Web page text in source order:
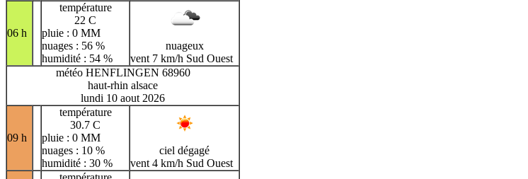
06 h
température
22 C
pluie : 0 MM
nuages : 56 %
humidité : 54 %
nuageux
vent 7 km/h Sud Ouest
météo HENFLINGEN 68960
haut-rhin alsace
lundi 10 aout 2026
09 h
température
30.7 C
pluie : 0 MM
nuages : 10 %
humidité : 30 %
ciel dégagé
vent 4 km/h Sud Ouest